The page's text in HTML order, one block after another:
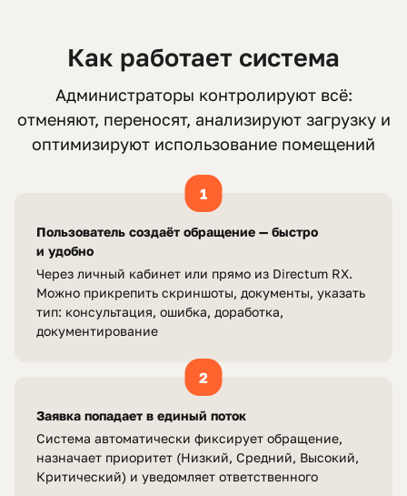
Как работает система
Администраторы контролируют всё:
отменяют, переносят, анализируют загрузку и
оптимизируют использование помещений
1
Пользователь создаёт обращение — быстро
и удобно
Через личный кабинет или прямо из Directum RX.
Можно прикрепить скриншоты, документы, указать
тип: консультация, ошибка, доработка,
документирование
2
Заявка попадает в единый поток
Система автоматически фиксирует обращение,
назначает приоритет (Низкий, Средний, Высокий,
Критический) и уведомляет ответственного